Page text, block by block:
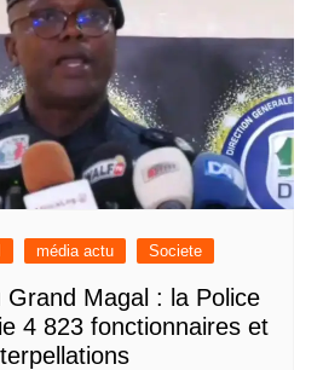
média actu Societe
Grand Magal : la Police
4 823 fonctionnaires et